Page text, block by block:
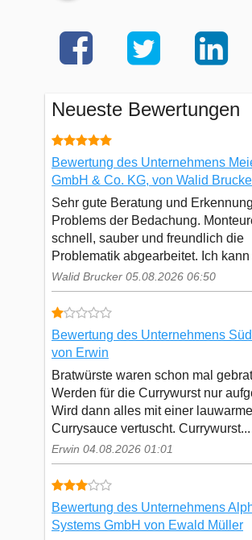
Neueste Bewertungen
Bewertung des Unternehmens
GmbH & Co. KG, von Walid
Sehr gute Beratung und
Problems der Bedachung.
schnell, sauber und freundlich die
Problematik abgearbeitet. Ich kann
Walid Brucker 05.08.2026 06:50
Bewertung des Unternehmens
von Erwin
Bratwürste waren schon mal
Werden für die Currywurst nur
Wird dann alles mit einer
Currysauce vertuscht. Currywurst...
Erwin 04.08.2026 01:01
Bewertung des Unternehmens
Systems GmbH von Ewald Müller